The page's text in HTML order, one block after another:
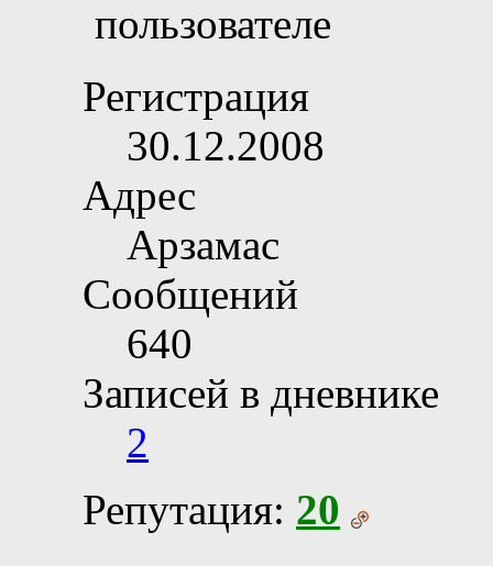
Регистрация
30.12.2008
Адрес
Арзамас
Сообщений
640
Записей в дневнике
2
Репутация: 20